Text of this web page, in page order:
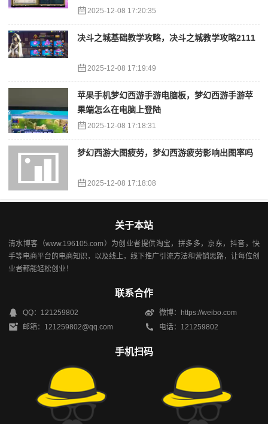
2025-12-08 17:20:35
决斗之城基础教学攻略，决斗之城教学攻略2111
2025-12-08 17:19:49
苹果手机梦幻西游手游电脑板，梦幻西游手游苹
果端怎么在电脑上登陆
2025-12-08 17:18:31
梦幻西游大图疲劳，梦幻西游疲劳影响出图率吗
2025-12-08 17:18:08
关于本站
清水博客（www.196105.com）为创业者提供淘宝，拼多多，京东，抖音，快
手等电商平台的电商知识，以及线上，线下推广引流方法和营销思路，让每位创
业者都能轻松创业！
联系合作
QQ：121259802
微博：https://weibo.com
邮箱：121259802@qq.com
电话：121259802
手机扫码